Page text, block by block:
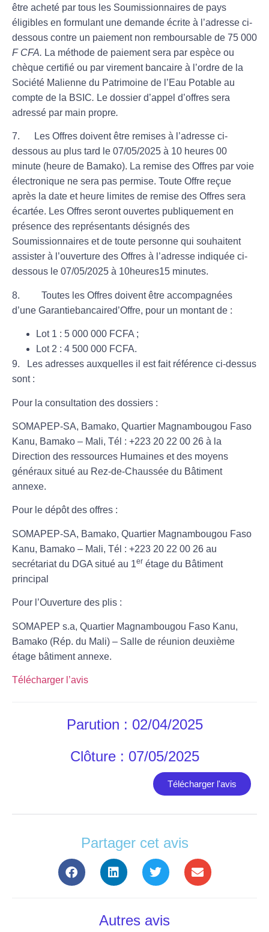
être acheté par tous les Soumissionnaires de pays
éligibles en formulant une demande écrite à l’adresse ci-
dessous contre un paiement non remboursable de 75 000
F CFA. La méthode de paiement sera par espèce ou
chèque certifié ou par virement bancaire à l’ordre de la
Société Malienne du Patrimoine de l’Eau Potable au
compte de la BSIC. Le dossier d’appel d’offres sera
adressé par main propre.
7. Les Offres doivent être remises à l’adresse ci-
dessous au plus tard le 07/05/2025 à 10 heures 00
minute (heure de Bamako). La remise des Offres par voie
électronique ne sera pas permise. Toute Offre reçue
après la date et heure limites de remise des Offres sera
écartée. Les Offres seront ouvertes publiquement en
présence des représentants désignés des
Soumissionnaires et de toute personne qui souhaitent
assister à l’ouverture des Offres à l’adresse indiquée ci-
dessous le 07/05/2025 à 10heures15 minutes.
8. Toutes les Offres doivent être accompagnées
d’une Garantiebancaired’Offre, pour un montant de :
Lot 1 : 5 000 000 FCFA ;
Lot 2 : 4 500 000 FCFA.
9.
Les adresses auxquelles il est fait référence ci-dessus
sont :
Pour la consultation des dossiers :
SOMAPEP-SA, Bamako, Quartier Magnambougou Faso
Kanu, Bamako – Mali, Tél : +223 20 22 00 26 à la
Direction des ressources Humaines et des moyens
généraux situé au Rez-de-Chaussée du Bâtiment
annexe.
Pour le dépôt des offres :
SOMAPEP-SA, Bamako, Quartier Magnambougou Faso
Kanu, Bamako – Mali, Tél : +223 20 22 00 26 au
secrétariat du DGA situé au 1er étage du Bâtiment
principal
Pour l’Ouverture des plis :
SOMAPEP s.a, Quartier Magnambougou Faso Kanu,
Bamako (Rép. du Mali) – Salle de réunion deuxième
étage bâtiment annexe.
Télécharger l’avis
Parution : 02/04/2025
Clôture : 07/05/2025
Télécharger l'avis
Partager cet avis
Autres avis